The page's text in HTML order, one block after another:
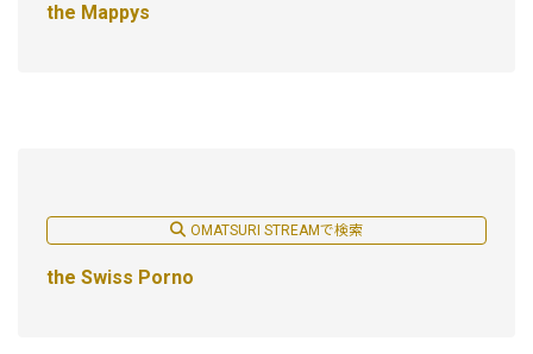
the Mappys
OMATSURI STREAMで検索
the Swiss Porno